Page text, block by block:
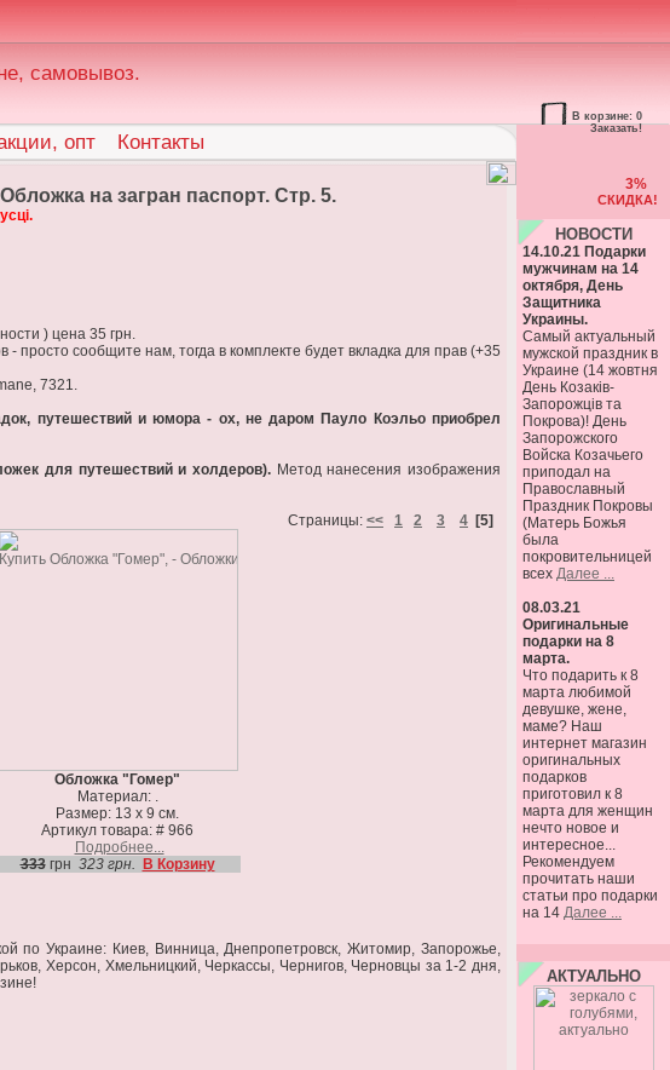
самовывоз.
В корзине: 0
Заказать!
опт Контакты
на загран паспорт. Стр. 5.
) цена 35 грн.
- просто сообщите нам, тогда в комплекте будет вкладка для прав (+35
7321.
путешествий и юмора - ох, не даром Пауло Коэльо приобрел
для путешествий и холдеров). Метод нанесения изображения
Страницы: << 1 2 3 4 [5]
Обложка "Гомер"
Материал: .
Размер: 13 х 9 см.
Артикул товара: # 966
Подробнее...
333грн 323 грн.
В Корзину
по Украине: Киев, Винница, Днепропетровск, Житомир, Запорожье,
Херсон, Хмельницкий, Черкассы, Чернигов, Черновцы за 1-2 дня,
3%
СКИДКА!
НОВОСТИ
14.10.21 Подарки
мужчинам на 14
октября, День
Защитника
Украины.
Самый актуальный
мужской праздник в
Украине (14 жовтня
День Козаків-
Запорожців та
Покрова)! День
Запорожского
Войска Козачьего
приподал на
Православный
Праздник Покровы
(Матерь Божья
была
покровительницей
всех Далее ...
08.03.21
Оригинальные
подарки на 8
марта.
Что подарить к 8
марта любимой
девушке, жене,
маме? Наш
интернет магазин
оригинальных
подарков
приготовил к 8
марта для женщин
нечто новое и
интересное...
Рекомендуем
прочитать наши
статьи про подарки
на 14 Далее ...
АКТУАЛЬНО